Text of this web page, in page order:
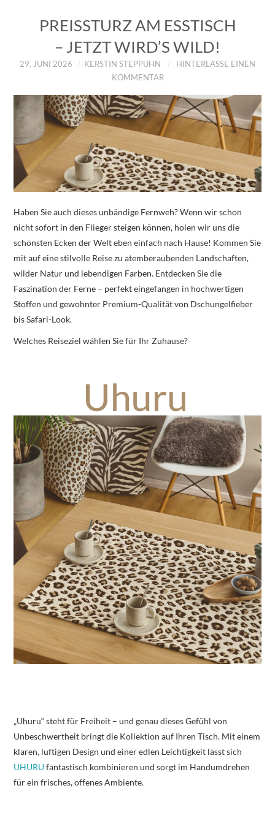
PREISSTURZ AM ESSTISCH
– JETZT WIRD’S WILD!
29. JUNI 2026 KERSTIN STEPPUHN
HINTERLASSE EINEN
KOMMENTAR
Haben Sie auch dieses unbändige Fernweh? Wenn wir schon
nicht sofort in den Flieger steigen können, holen wir uns die
schönsten Ecken der Welt eben einfach nach Hause! Kommen Sie
mit auf eine stilvolle Reise zu atemberaubenden Landschaften,
wilder Natur und lebendigen Farben. Entdecken Sie die
Faszination der Ferne – perfekt eingefangen in hochwertigen
Stoffen und gewohnter Premium-Qualität von Dschungelfieber
bis Safari-Look.
Welches Reiseziel wählen Sie für Ihr Zuhause?
„Uhuru“ steht für Freiheit – und genau dieses Gefühl von
Unbeschwertheit bringt die Kollektion auf Ihren Tisch. Mit einem
klaren, luftigen Design und einer edlen Leichtigkeit lässt sich
UHURUfantastisch kombinieren und sorgt im Handumdrehen
für ein frisches, offenes Ambiente.